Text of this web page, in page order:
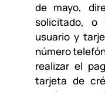
de mayo,
solicitado, o
usuario y
número
realizar el
tarjeta de